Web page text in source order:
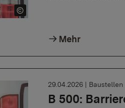
Mehr
B 500:
29.04.2026 | Baustellen